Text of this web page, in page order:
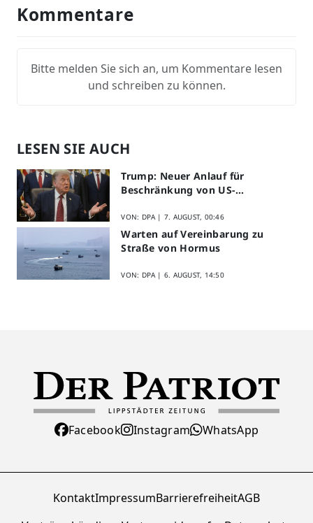
Kommentare
Bitte melden Sie sich an, um Kommentare lesen
und schreiben zu können.
LESEN SIE AUCH
Trump: Neuer Anlauf für
Beschränkung von US-
VON: DPA | 7. AUGUST, 00:46
Warten auf Vereinbarung zu
Straße von Hormus
VON: DPA | 6. AUGUST, 14:50
Facebook Instagram WhatsApp
KontaktImpressumBarrierefreiheitAGB